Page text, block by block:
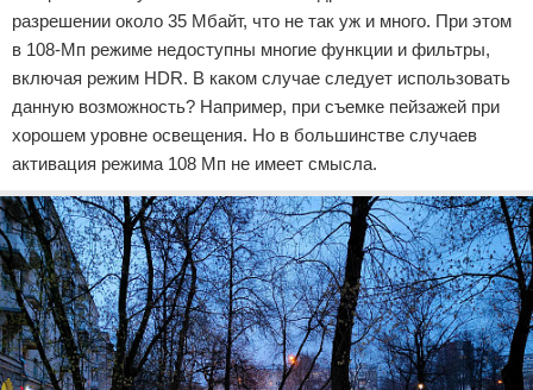
разрешении около 35 Мбайт, что не так уж и много. При этом
в 108-Мп режиме недоступны многие функции и фильтры,
включая режим HDR. В каком случае следует использовать
данную возможность? Например, при съемке пейзажей при
хорошем уровне освещения. Но в большинстве случаев
активация режима 108 Мп не имеет смысла.